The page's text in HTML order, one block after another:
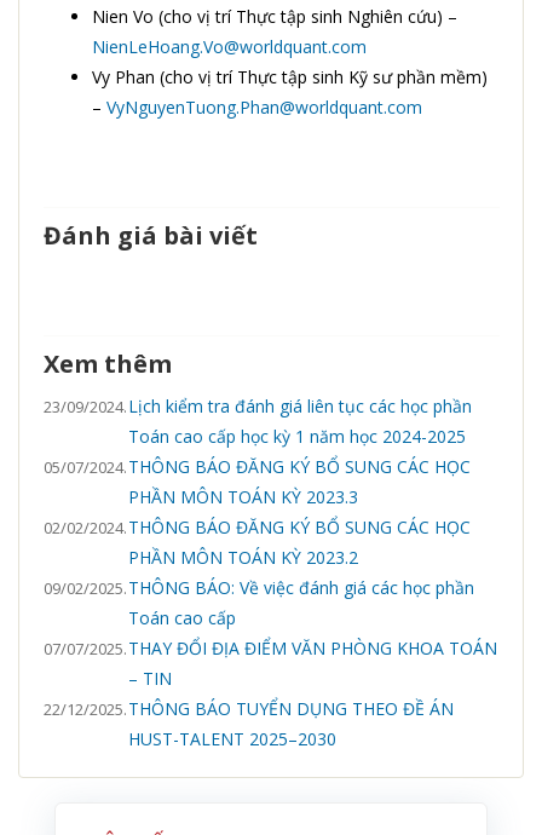
Nien Vo (cho vị trí Thực tập sinh Nghiên cứu) –
NienLeHoang.Vo@worldquant.com
Vy Phan (cho vị trí Thực tập sinh Kỹ sư phần mềm)
– VyNguyenTuong.Phan@worldquant.com
Đánh giá bài viết
Xem thêm
23/09/2024.Lịch kiểm tra đánh giá liên tục các học phần
Toán cao cấp học kỳ 1 năm học 2024-2025
05/07/2024.THÔNG BÁO ĐĂNG KÝ BỔ SUNG CÁC HỌC
PHẦN MÔN TOÁN KỲ 2023.3
02/02/2024.THÔNG BÁO ĐĂNG KÝ BỔ SUNG CÁC HỌC
PHẦN MÔN TOÁN KỲ 2023.2
09/02/2025.THÔNG BÁO: Về việc đánh giá các học phần
Toán cao cấp
07/07/2025.THAY ĐỔI ĐỊA ĐIỂM VĂN PHÒNG KHOA TOÁN
– TIN
22/12/2025.THÔNG BÁO TUYỂN DỤNG THEO ĐỀ ÁN
HUST-TALENT 2025–2030